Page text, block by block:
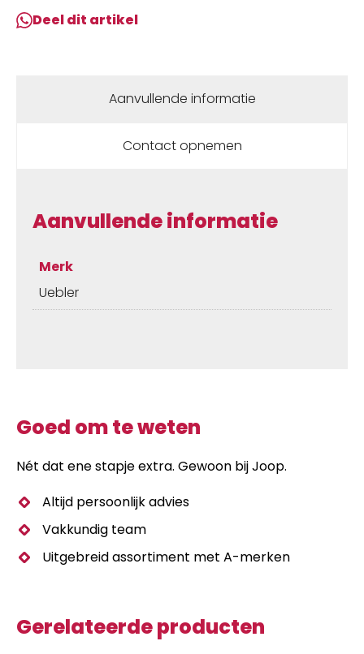
(set
=
P32-
aantal
Deel dit artikel
Aanvullende informatie
Contact opnemen
Aanvullende informatie
Merk
Uebler
Goed om te weten
Nét dat ene stapje extra. Gewoon bij Joop.
Altijd persoonlijk advies
Vakkundig team
Uitgebreid assortiment met A-merken
Gerelateerde producten